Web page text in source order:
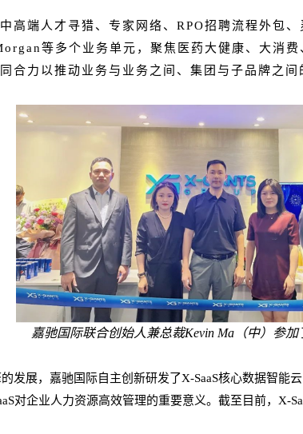
高端人才寻猎、专家网络、RPO招聘流程外包
等多个业务单元，聚焦医药大健康、大消
合力以推动业务与业务之间、集团与子品牌之间
嘉驰国际联合创始人兼总裁Kevin Ma（中）参
发展，嘉驰国际自主创新研发了X-SaaS核心数据智能
对企业人力资源高效管理的重要意义。截至目前，X-